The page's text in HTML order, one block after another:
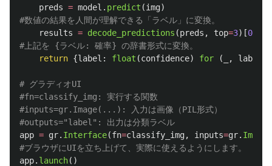
preds = model . predict (img)
results = decode_predictions (preds , top=3)[0
return {label : float (confidence) for ( , label
# グラディオUI
#fn=classify_img: 実行する関数
#inputs=gr.Image(...): 入力は画像（PIL形式）
app = gr. Interface(fn=classify_img, inputs=gr. Image
app. launch()